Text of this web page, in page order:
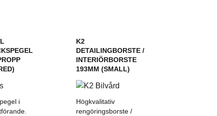
i
K2
DETAILINGBORSTE /
INTERIÖRBORSTE
193MM (SMALL)
Högkvalitativ
rengöringsborste /